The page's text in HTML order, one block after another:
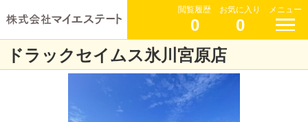
閲覧履歴
0
お気に入り
0
メニュー
ドラックセイムス氷川宮原店